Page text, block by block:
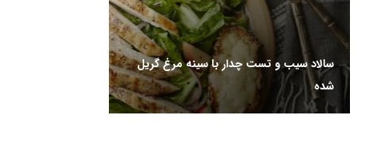
سالاد سیب و تست چدار با سینه مرغ گریل
شده